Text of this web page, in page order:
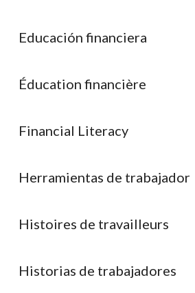
Educación financiera
Éducation financière
Financial Literacy
Herramientas de trabajador
Histoires de travailleurs
Historias de trabajadores